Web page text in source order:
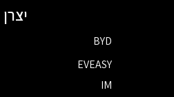
יצרן
BYD
EVEASY
IM